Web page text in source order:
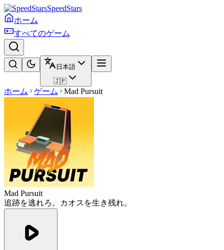
SpeedStars
ホーム
すべてのゲーム
日本語
🇯🇵
ホーム ゲーム Mad Pursuit
Mad Pursuit
追跡を逃れろ。カオスを生き残れ。